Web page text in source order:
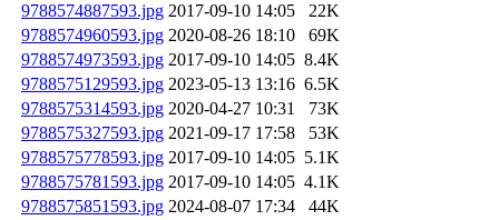
9788574887593.jpg 2017-09-10 14:05
22K
9788574960593.jpg 2020-08-26 18:10
69K
9788574973593.jpg 2017-09-10 14:05 8.4K
9788575129593.jpg 2023-05-13 13:16 6.5K
9788575314593.jpg 2020-04-27 10:31
73K
9788575327593.jpg 2021-09-17 17:58
53K
9788575778593.jpg 2017-09-10 14:05 5.1K
9788575781593.jpg 2017-09-10 14:05 4.1K
9788575851593.jpg 2024-08-07 17:34
44K